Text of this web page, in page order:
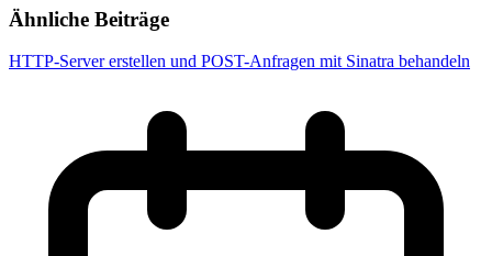
Ähnliche Beiträge
HTTP-Server erstellen und POST-Anfragen mit Sinatra behandeln